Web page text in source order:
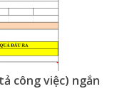
công việc) ngắn